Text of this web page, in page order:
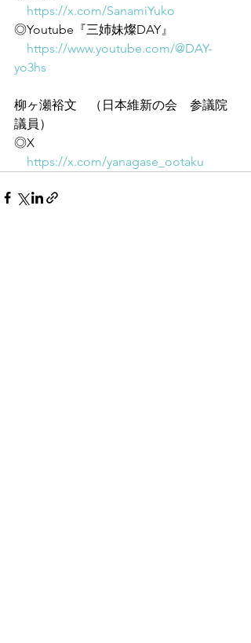
https://x.com/SanamiYuko
◎Youtube『三姉妹燦DAY』
https://www.youtube.com/@DAY-
yo3hs
柳ヶ瀬裕文　（日本維新の会　参議院
議員）
◎X
https://x.com/yanagase_ootaku